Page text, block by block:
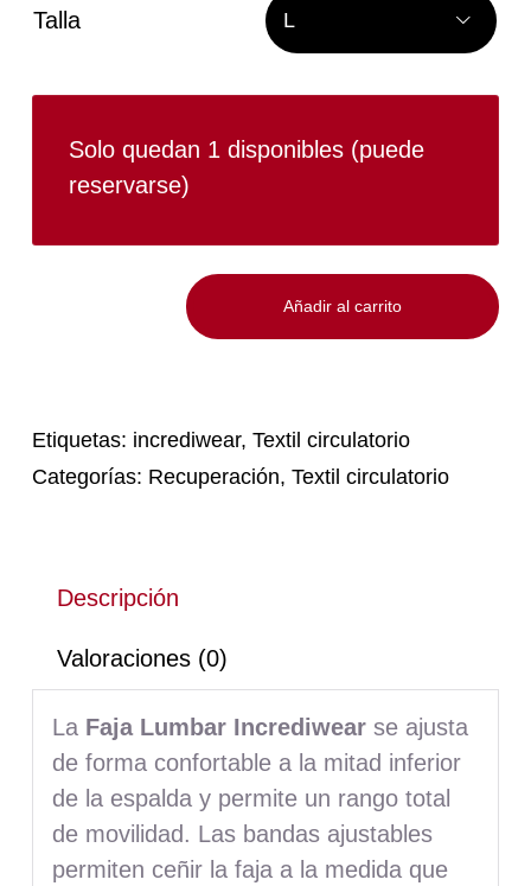
Talla 
Solo quedan 1 disponibles (puede
reservarse)
Añadir al carrito
Etiquetas: incrediwear,Textil circulatorio
Categorías: Recuperación,Textil circulatorio
Descripción
Valoraciones (0)
La Faja Lumbar Incrediwearse ajusta
de forma confortable a la mitad inferior
de la espalda y permite un rango total
de movilidad. Las bandas ajustables
permiten ceñir la faja a la medida que